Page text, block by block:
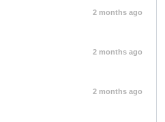
2 months ago
2 months ago
2 months ago